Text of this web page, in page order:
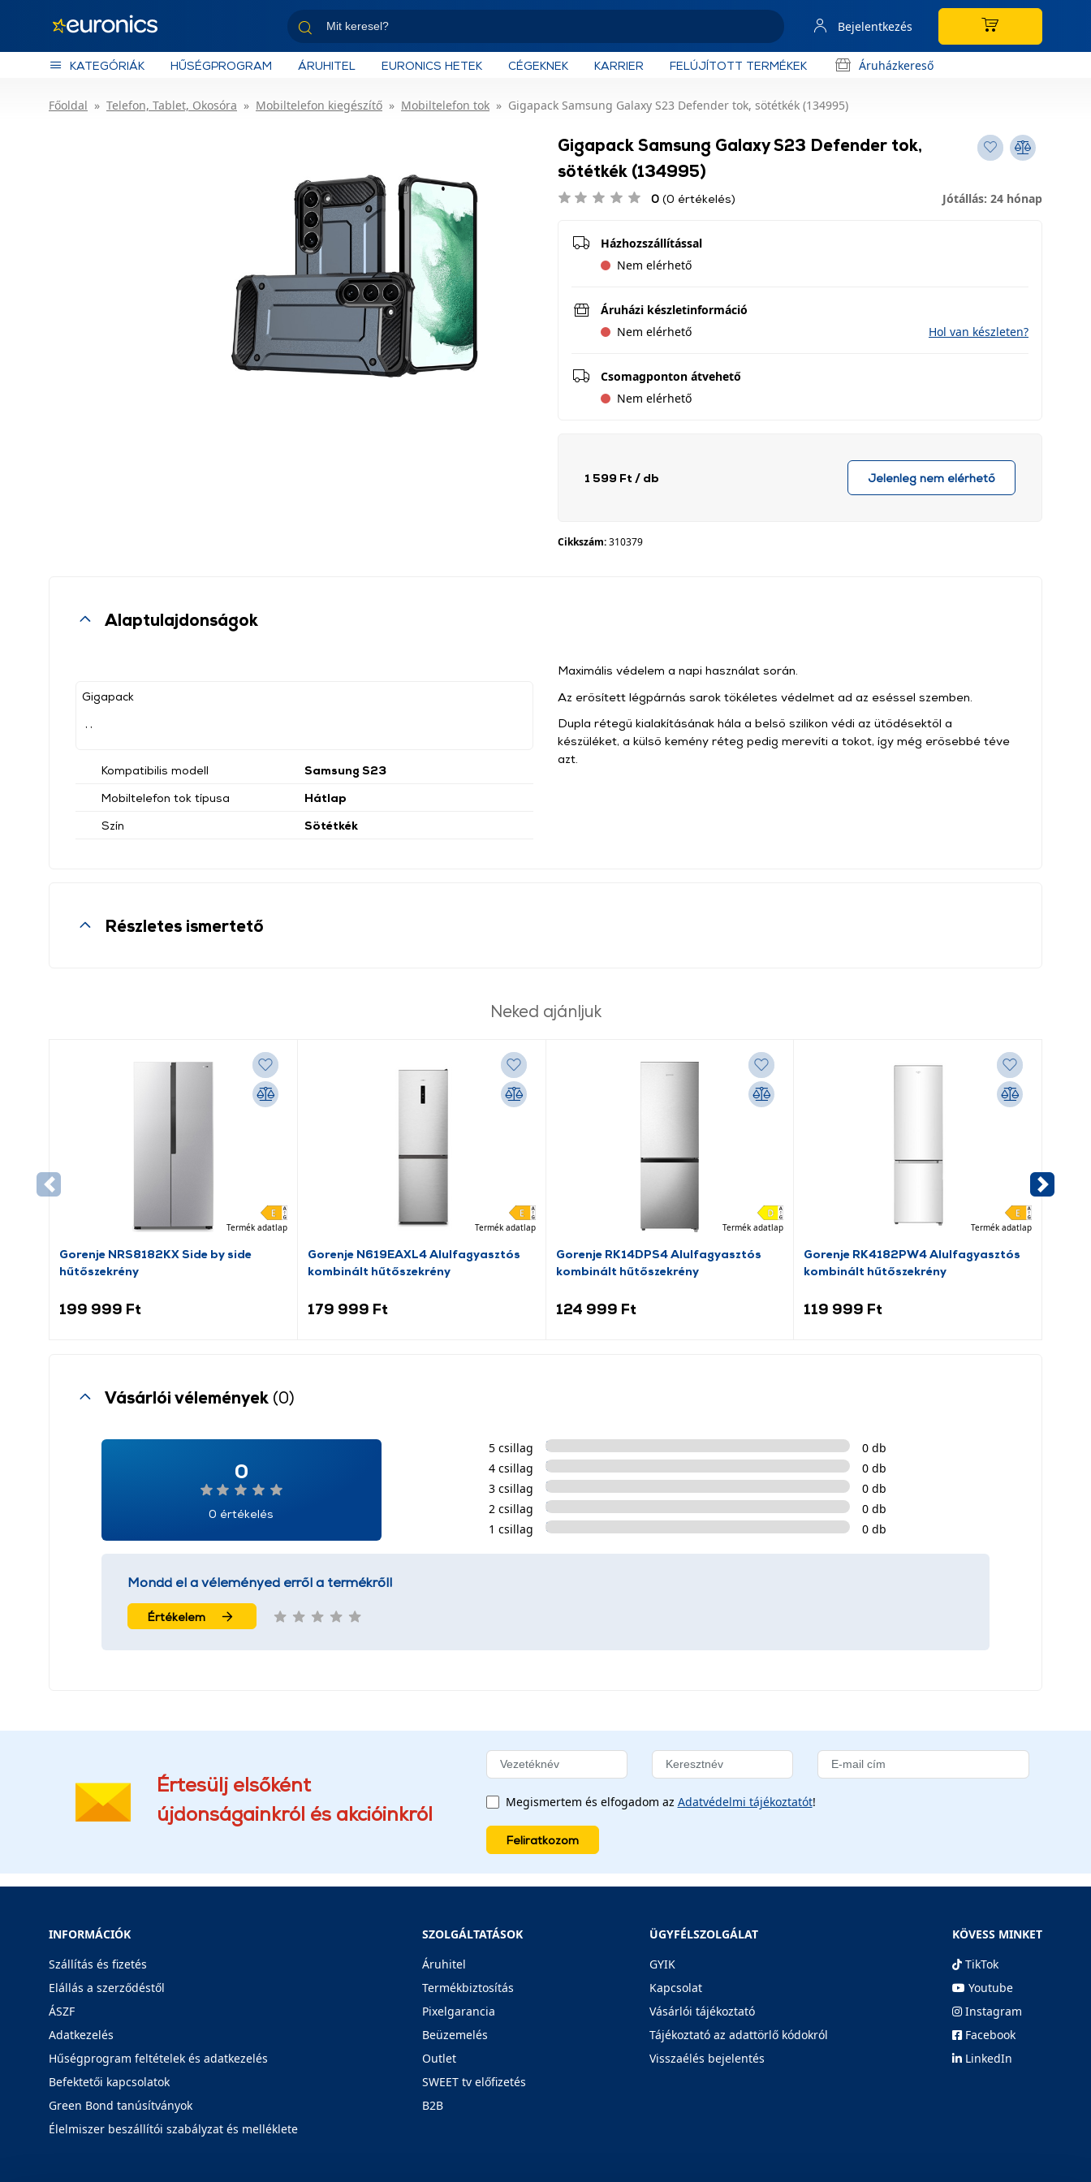
Bejelentkezés
KATEGÓRIÁK HŰSÉGPROGRAM ÁRUHITEL EURONICS HETEK CÉGEKNEK KARRIER FELÚJÍTOTT TERMÉKEK Áruházkereső
Főoldal Telefon, Tablet, Okosóra Mobiltelefon kiegészítő Mobiltelefon tok Gigapack Samsung Galaxy S23 Defender tok, sötétkék (134995)
Gigapack Samsung Galaxy S23 Defender tok,
sötétkék (134995)
0 (0 értékelés) Jótállás: 24 hónap
Házhozszállítással
Nem elérhető
Áruházi készletinformáció
Nem elérhető
Hol van készleten?
Csomagponton átvehető
Nem elérhető
1 599 Ft / db Jelenleg nem elérhető
Cikkszám:310379
Alaptulajdonságok
Gigapack
Kompatibilis modell
Samsung S23
Mobiltelefon tok típusa
Hátlap
Szín
Sötétkék
Maximális védelem a napi használat során.
Az erősített légpárnás sarok tökéletes védelmet ad az eséssel szemben.
Dupla rétegű kialakításának hála a belső szilikon védi az ütődésektől a
készüléket, a külső kemény réteg pedig merevíti a tokot, így még erősebbé téve
azt.
Részletes ismertető
Neked ajánljuk
Termék adatlap
Gorenje NRS8182KX Side by side
hűtőszekrény
199 999 Ft
Termék adatlap
Gorenje N619EAXL4 Alulfagyasztós
kombinált hűtőszekrény
179 999 Ft
Termék adatlap
Gorenje RK14DPS4 Alulfagyasztós
kombinált hűtőszekrény
124 999 Ft
Termék adatlap
Gorenje RK4182PW4 Alulfagyasztós
kombinált hűtőszekrény
119 999 Ft
Vásárlói vélemények (0)
0
0 értékelés
5 csillag
0 db
4 csillag
0 db
3 csillag
0 db
2 csillag
0 db
1 csillag
0 db
Mondd el a véleményed erről a termékről!
Értékelem
Értesülj elsőként
újdonságainkról és akcióinkról
Megismertem és elfogadom az Adatvédelmi tájékoztatót!
Feliratkozom
INFORMÁCIÓK
Szállítás és fizetés
Elállás a szerződéstől
ÁSZF
Adatkezelés
Hűségprogram feltételek és adatkezelés
Befektetői kapcsolatok
Green Bond tanúsítványok
Élelmiszer beszállítói szabályzat és melléklete
SZOLGÁLTATÁSOK
Áruhitel
Termékbiztosítás
Pixelgarancia
Beüzemelés
Outlet
SWEET tv előfizetés
B2B
ÜGYFÉLSZOLGÁLAT
GYIK
Kapcsolat
Vásárlói tájékoztató
Tájékoztató az adattörlő kódokról
Visszaélés bejelentés
KÖVESS MINKET
TikTok
Youtube
Instagram
Facebook
LinkedIn